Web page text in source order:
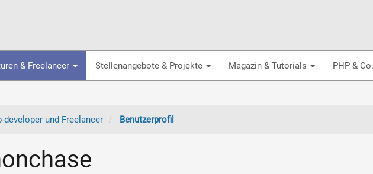
& Freelancer Stellenangebote & Projekte Magazin & Tutorials PHP & Co.
developer und Freelancer Benutzerprofil